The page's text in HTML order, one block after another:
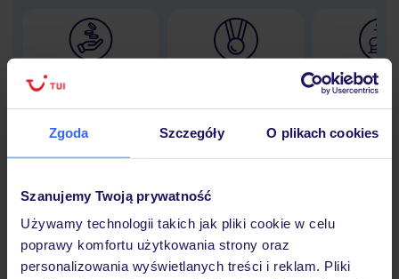
Zgoda Szczegóły O plikach cookies
Szanujemy Twoją prywatność
Używamy technologii takich jak pliki cookie w celu
poprawy komfortu użytkowania strony oraz
personalizowania wyświetlanych treści i reklam. Pliki
30 lat w
Hotel
Opinie